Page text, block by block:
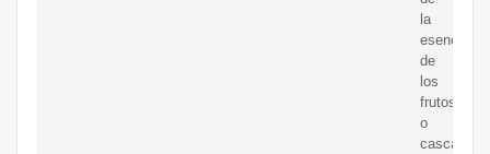
la
esencia
de
los
frutos
o
cascaras